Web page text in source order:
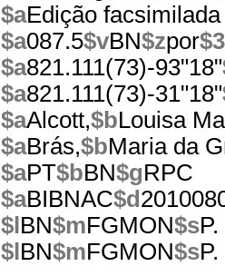
$aEdição facsimilada
$a087.5$vBN$zpor$3
$a821.111(73)-93"18"
$a821.111(73)-31"18"
$aAlcott,$bLouisa
$aBrás,$bMaria da
$aPT$bBN$gRPC
$aBIBNAC$d
$l BN$mFGMON$s
$l BN$mFGMON$s